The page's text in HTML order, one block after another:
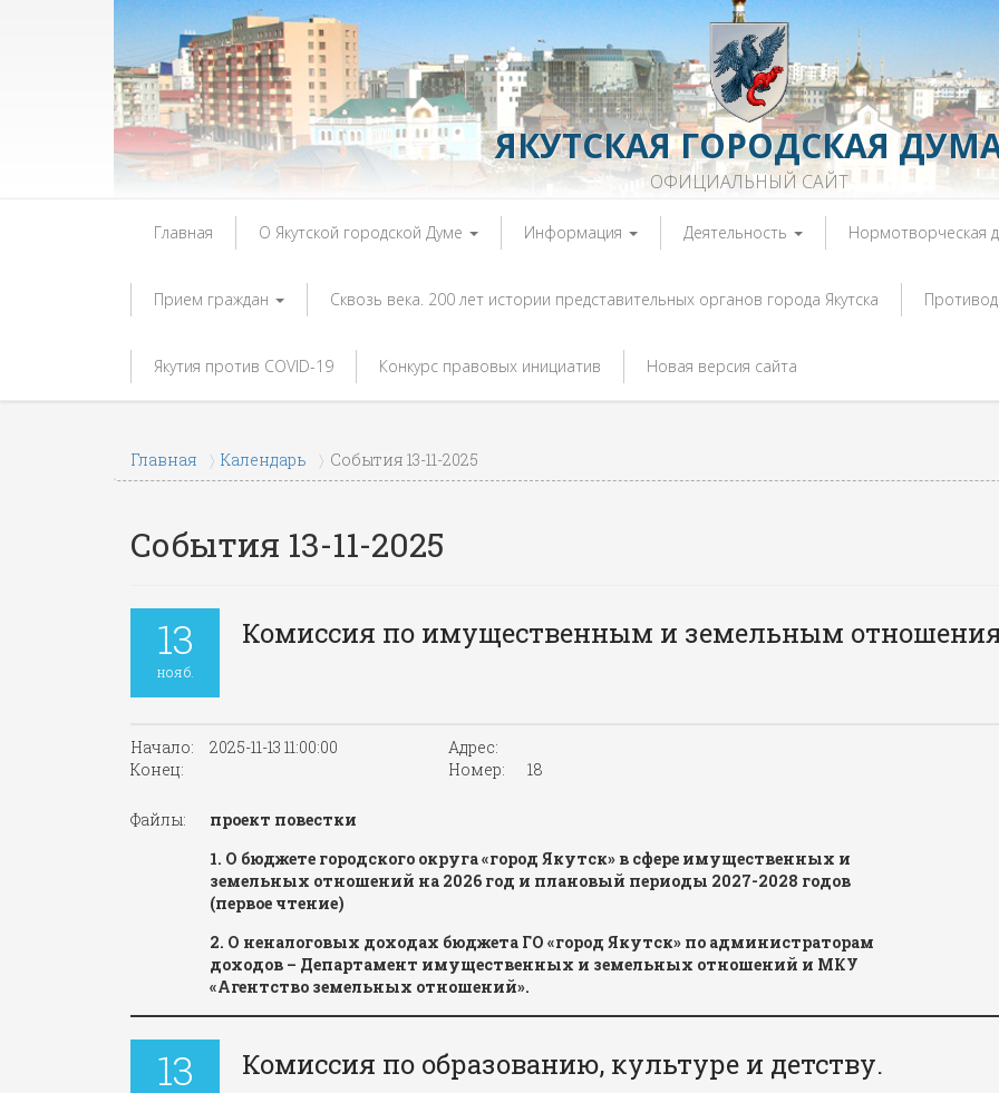
ЯКУТСКАЯ ГОРОДСКАЯ
ОФИЦИАЛЬНЫЙ САЙТ
Главная О Якутской городской Думе Информация Деятельность Нормотворческая
Прием граждан Сквозь века. 200 лет истории представительных органов города Якутска
Якутия против COVID-19 Конкурс правовых инициатив Новая версия сайта
Главная Календарь События 13-11-2025
События 13-11-2025
13
нояб.
Комиссия по имущественным и земельным
Начало: 2025-11-13 11:00:00
Адрес:
Конец:
Номер: 18
Файлы:
проект повестки
1. О бюджете городского округа «город Якутск» в сфере имущественных и
земельных отношений на 2026 год и плановый периоды 2027-2028 годов
(первое чтение)
2. О неналоговых доходах бюджета ГО «город Якутск» по администраторам
доходов – Департамент имущественных и земельных отношений и МКУ
«Агентство земельных отношений».
13 Комиссия по образованию, культуре и детству.